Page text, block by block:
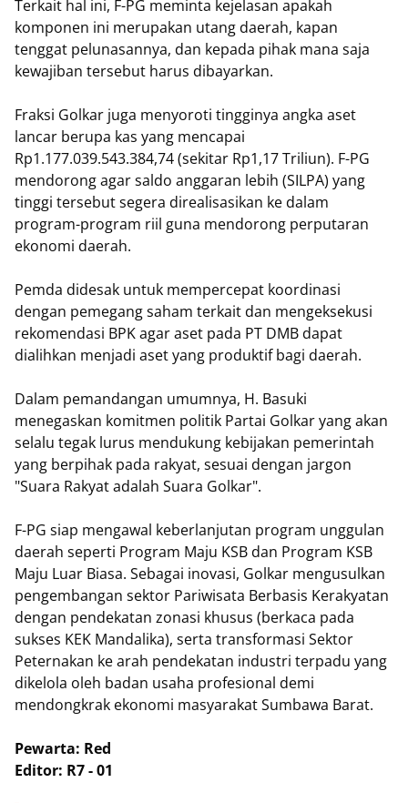
Terkait hal ini, F-PG meminta kejelasan apakah
komponen ini merupakan utang daerah, kapan
tenggat pelunasannya, dan kepada pihak mana saja
kewajiban tersebut harus dibayarkan.
​Fraksi Golkar juga menyoroti tingginya angka aset
lancar berupa kas yang mencapai
Rp1.177.039.543.384,74 (sekitar Rp1,17 Triliun). F-PG
mendorong agar saldo anggaran lebih (SILPA) yang
tinggi tersebut segera direalisasikan ke dalam
program-program riil guna mendorong perputaran
ekonomi daerah.
Pemda didesak untuk mempercepat koordinasi
dengan pemegang saham terkait dan mengeksekusi
rekomendasi BPK agar aset pada PT DMB dapat
dialihkan menjadi aset yang produktif bagi daerah.
Dalam pemandangan umumnya, H. Basuki
menegaskan komitmen politik Partai Golkar yang akan
selalu tegak lurus mendukung kebijakan pemerintah
yang berpihak pada rakyat, sesuai dengan jargon
"Suara Rakyat adalah Suara Golkar".
​F-PG siap mengawal keberlanjutan program unggulan
daerah seperti Program Maju KSB dan Program KSB
Maju Luar Biasa. Sebagai inovasi, Golkar mengusulkan
pengembangan sektor Pariwisata Berbasis Kerakyatan
dengan pendekatan zonasi khusus (berkaca pada
sukses KEK Mandalika), serta transformasi Sektor
Peternakan ke arah pendekatan industri terpadu yang
dikelola oleh badan usaha profesional demi
mendongkrak ekonomi masyarakat Sumbawa Barat.
Pewarta: Red
Editor: R7 - 01